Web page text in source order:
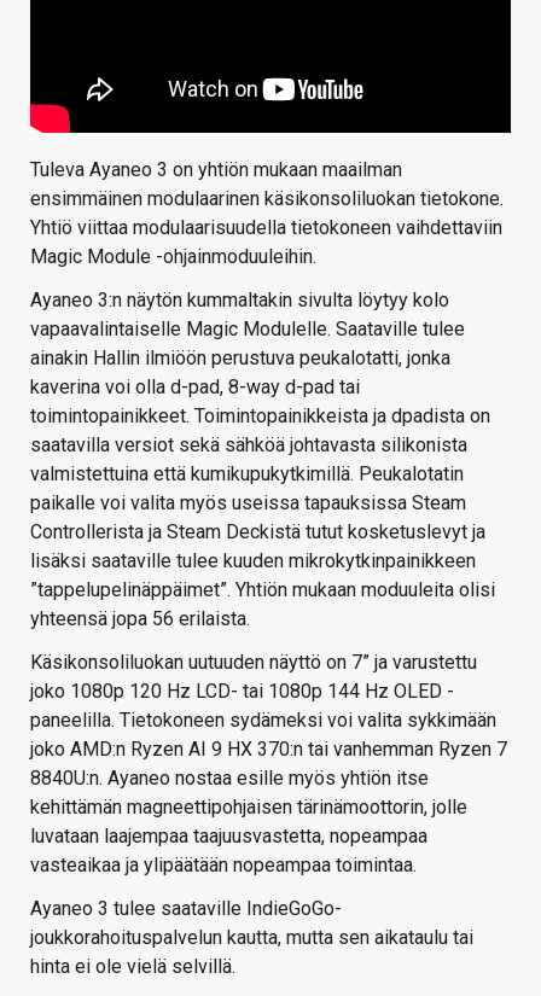
Tuleva Ayaneo 3 on yhtiön mukaan maailman
ensimmäinen modulaarinen käsikonsoliluokan tietokone.
Yhtiö viittaa modulaarisuudella tietokoneen vaihdettaviin
Magic Module -ohjainmoduuleihin.
Ayaneo 3:n näytön kummaltakin sivulta löytyy kolo
vapaavalintaiselle Magic Modulelle. Saataville tulee
ainakin Hallin ilmiöön perustuva peukalotatti, jonka
kaverina voi olla d-pad, 8-way d-pad tai
toimintopainikkeet. Toimintopainikkeista ja dpadista on
saatavilla versiot sekä sähköä johtavasta silikonista
valmistettuina että kumikupukytkimillä. Peukalotatin
paikalle voi valita myös useissa tapauksissa Steam
Controllerista ja Steam Deckistä tutut kosketuslevyt ja
lisäksi saataville tulee kuuden mikrokytkinpainikkeen
”tappelupelinäppäimet”. Yhtiön mukaan moduuleita olisi
yhteensä jopa 56 erilaista.
Käsikonsoliluokan uutuuden näyttö on 7” ja varustettu
joko 1080p 120 Hz LCD- tai 1080p 144 Hz OLED -
paneelilla. Tietokoneen sydämeksi voi valita sykkimään
joko AMD:n Ryzen AI 9 HX 370:n tai vanhemman Ryzen 7
8840U:n. Ayaneo nostaa esille myös yhtiön itse
kehittämän magneettipohjaisen tärinämoottorin, jolle
luvataan laajempaa taajuusvastetta, nopeampaa
vasteaikaa ja ylipäätään nopeampaa toimintaa.
Ayaneo 3 tulee saataville IndieGoGo-
joukkorahoituspalvelun kautta, mutta sen aikataulu tai
hinta ei ole vielä selvillä.